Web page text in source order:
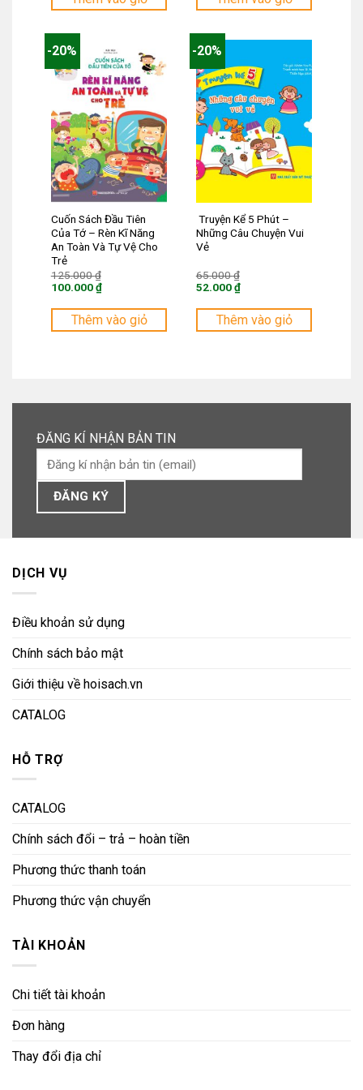
là:
là:
-20%
Cuốn Sách Đầu Tiên
Của Tớ – Rèn Kĩ Năng
An Toàn Và Tự Vệ Cho
Trẻ
125.000₫
125.000 ₫.
100.000₫
hiện
là:
Thêm vào giỏ
-20%
Truyện Kể 5 Phút –
Những Câu Chuyện Vui
Vẻ
65.000₫
65.000 ₫.
52.000₫
hiện
là:
Thêm vào giỏ
ĐĂNG KÍ NHẬN BẢN TIN
DỊCH VỤ
Điều khoản sử dụng
Chính sách bảo mật
Giới thiệu về hoisach.vn
CATALOG
HỖ TRỢ
CATALOG
Chính sách đổi – trả – hoàn tiền
Phương thức thanh toán
Phương thức vận chuyển
TÀI KHOẢN
Chi tiết tài khoản
Đơn hàng
Thay đổi địa chỉ